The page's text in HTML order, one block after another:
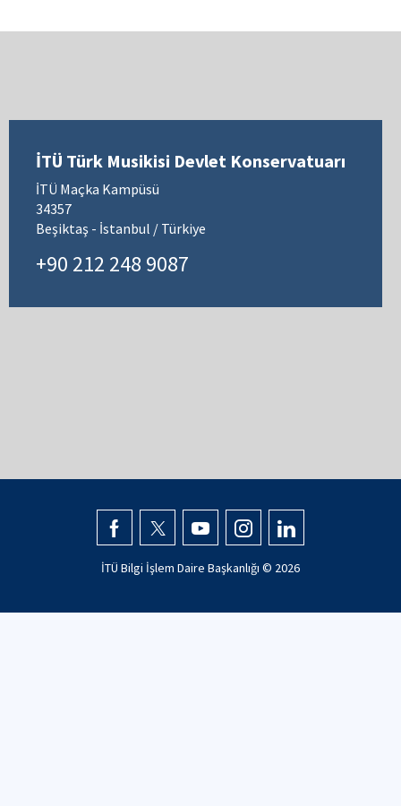
İTÜ Türk Musikisi Devlet Konservatuarı
İTÜ Maçka Kampüsü
34357
Beşiktaş - İstanbul / Türkiye
+90 212 248 9087
İTÜ Bilgi İşlem Daire Başkanlığı © 2026